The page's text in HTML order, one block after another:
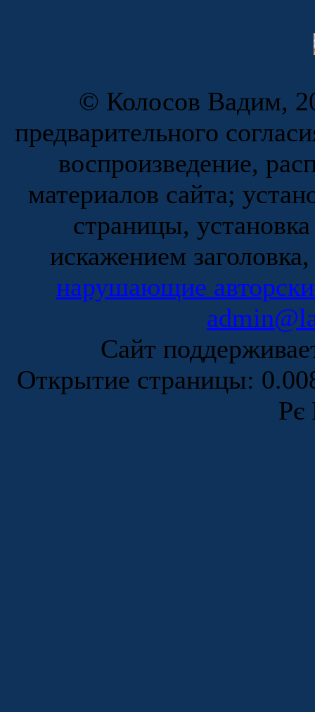
© Колосов Вадим,
предварительного
воспроизведение,
материалов сайта;
страницы,
искажением
нарушающие
Сайт
Открытие страницы:
Рє